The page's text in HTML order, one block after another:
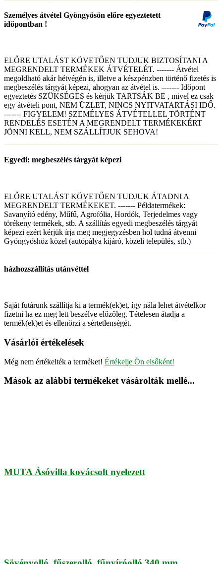
Személyes átvétel Gyöngyösön előre egyeztetett
időpontban !
ELŐRE UTALÁST KÖVETŐEN TUDJUK BIZTOSÍTANI A
MEGRENDELT TERMÉKEK ÁTVÉTELÉT. ------- Átvétel
megoldható akár hétvégén is, illetve a készpénzben történő fizetés is
megbeszélés tárgyát képezi, ahogyan az átvétel is. ------- Időpont
egyeztetés SZÜKSÉGES és kérjük TARTSÁK BE , mivel ez csak
egy átvételi pont, NEM ÜZLET, NINCS NYITVATARTÁSI IDŐ.
------- FIGYELEM! SZEMÉLYES ÁTVÉTELLEL TÖRTÉNT
RENDELÉS ESETÉN A MEGRENDELT TERMÉKEKÉRT
JÖNNI KELL, NEM SZÁLLÍTJUK SEHOVA!
Egyedi: megbeszélés tárgyát képezi
ELŐRE UTALÁST KÖVETŐEN TUDJUK ÁTADNI A
MEGRENDELT TERMÉKEKET. ------- Példatermékek:
Savanyító edény, Műfű, Agrofólia, Hordók, Terjedelmes vagy
törékeny termékek, stb. A szállítás egyedi megbeszélés tárgyát
képezi ezért kérjük írja meg megjegyzésben hol tudná átvenni
Gyöngyöshöz közel (autópálya kijáró, közeli település, stb.)
házhozszállítás utánvéttel
Saját futárunk szállítja ki a termék(ek)et, így nála lehet átvételkor
fizetni ha ez meg lett beszélve előzőleg. Tételesen átadja a
termék(ek)et és ellenőrzi a sértetlenségét.
Vásárlói értékelések
Még nem értékelték a terméket! Értékelje Ön elsőként!
Mások az alábbi termékeket vásárolták mellé...
MUTA Ásóvilla kovácsolt nyelezett